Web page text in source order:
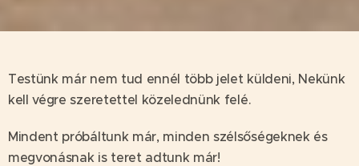
Testünk már nem tud ennél több jelet küldeni, Nekünk
kell végre szeretettel közelednünk felé.
Mindent próbáltunk már, minden szélsőségeknek és
megvonásnak is teret adtunk már!